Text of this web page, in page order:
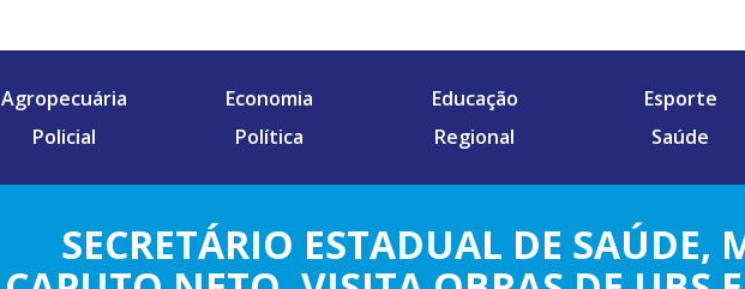
Agropecuária Economia Educação Esporte
Policial Política Regional Saúde
SECRETÁRIO ESTADUAL DE SAÚDE,